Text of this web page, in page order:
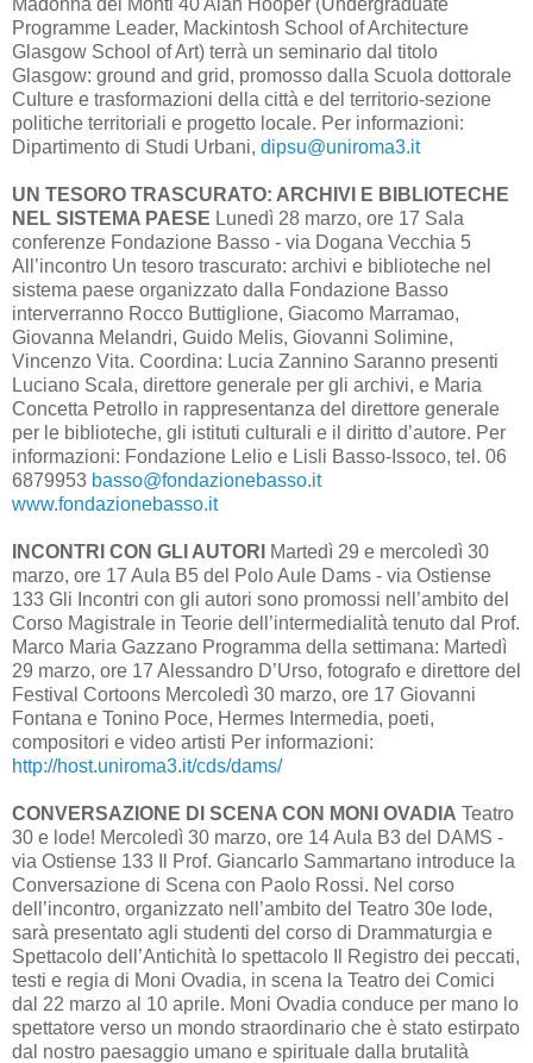
Programme Leader, Mackintosh School of Architecture
Glasgow School of Art) terrà un seminario dal titolo
Glasgow: ground and grid, promosso dalla Scuola dottorale
Culture e trasformazioni della città e del territorio-sezione
politiche territoriali e progetto locale. Per informazioni:
Dipartimento di Studi Urbani, dipsu@uniroma3.it
UN TESORO TRASCURATO: ARCHIVI E BIBLIOTECHE
NEL SISTEMA PAESE Lunedì 28 marzo, ore 17 Sala
conferenze Fondazione Basso - via Dogana Vecchia 5
All’incontro Un tesoro trascurato: archivi e biblioteche nel
sistema paese organizzato dalla Fondazione Basso
interverranno Rocco Buttiglione, Giacomo Marramao,
Giovanna Melandri, Guido Melis, Giovanni Solimine,
Vincenzo Vita. Coordina: Lucia Zannino Saranno presenti
Luciano Scala, direttore generale per gli archivi, e Maria
Concetta Petrollo in rappresentanza del direttore generale
per le biblioteche, gli istituti culturali e il diritto d’autore. Per
informazioni: Fondazione Lelio e Lisli Basso-Issoco, tel. 06
6879953 basso@fondazionebasso.it
www.fondazionebasso.it
INCONTRI CON GLI AUTORI
Martedì 29 e mercoledì 30
marzo, ore 17 Aula B5 del Polo Aule Dams - via Ostiense
133 Gli Incontri con gli autori sono promossi nell’ambito del
Corso Magistrale in Teorie dell’intermedialità tenuto dal Prof.
Marco Maria Gazzano Programma della settimana: Martedì
29 marzo, ore 17 Alessandro D’Urso, fotografo e direttore del
Festival Cortoons Mercoledì 30 marzo, ore 17 Giovanni
Fontana e Tonino Poce, Hermes Intermedia, poeti,
compositori e video artisti Per informazioni:
http://host.uniroma3.it/cds/dams/
CONVERSAZIONE DI SCENA CON MONI OVADIA Teatro
30 e lode! Mercoledì 30 marzo, ore 14 Aula B3 del DAMS -
via Ostiense 133 Il Prof. Giancarlo Sammartano introduce la
Conversazione di Scena con Paolo Rossi. Nel corso
dell’incontro, organizzato nell’ambito del Teatro 30e lode,
sarà presentato agli studenti del corso di Drammaturgia e
Spettacolo dell’Antichità lo spettacolo Il Registro dei peccati,
testi e regia di Moni Ovadia, in scena la Teatro dei Comici
dal 22 marzo al 10 aprile. Moni Ovadia conduce per mano lo
spettatore verso un mondo straordinario che è stato estirpato
dal nostro paesaggio umano e spirituale dalla brutalità